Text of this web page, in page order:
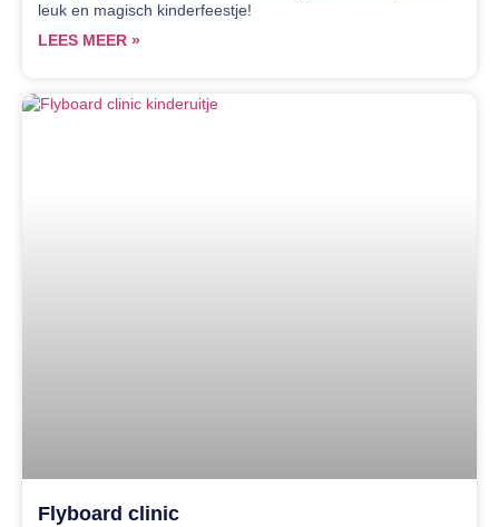
leuk en magisch kinderfeestje!
LEES MEER »
Flyboard clinic